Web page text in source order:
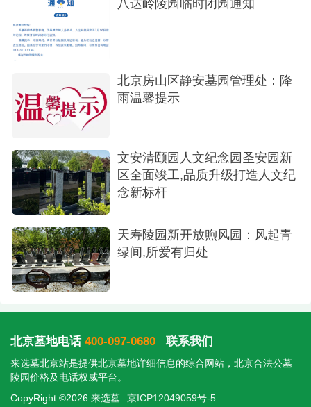
八达岭陵园临时闭园通知
北京房山区静安墓园管理处：降
雨温馨提示
文安清颐园人文纪念园圣安园新
区全面竣工,品质升级打造人文纪
念新标杆
天寿陵园新开放煦风园：风起青
绿间,所爱有归处
北京墓地电话 400-097-0680 联系我们
来选墓北京站是提供北京墓地详细信息的综合网站，北京合法公墓
陵园价格及电话权威平台。
CopyRight ©2026 来选墓
京ICP12049059号-5